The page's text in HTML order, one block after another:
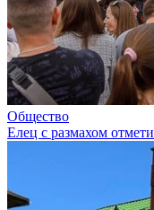
Общество
Елец с размахом